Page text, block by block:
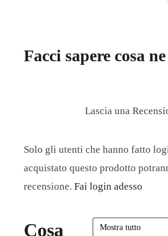
Facci sapere cosa
Lascia una
Solo gli utenti che hanno fatto
acquistato questo prodotto
recensione. Fai login adesso
Cosa